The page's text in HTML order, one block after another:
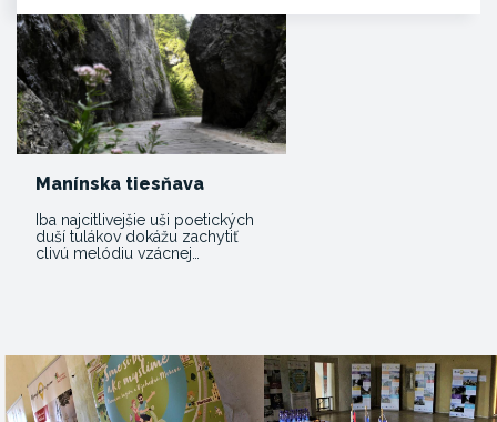
Manínska tiesňava
Iba najcitlivejšie uši poetických
duší tulákov dokážu zachytiť
clivú melódiu vzácnej…